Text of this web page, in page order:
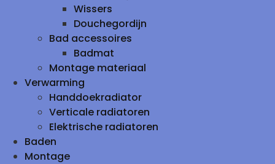
Wissers
Douchegordijn
Bad accessoires
Badmat
Montage materiaal
Verwarming
Handdoekradiator
Verticale radiatoren
Elektrische radiatoren
Baden
Montage